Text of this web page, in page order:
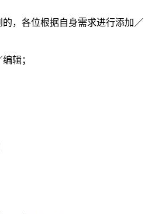
，各位根据自身需求进行添加／
辑；